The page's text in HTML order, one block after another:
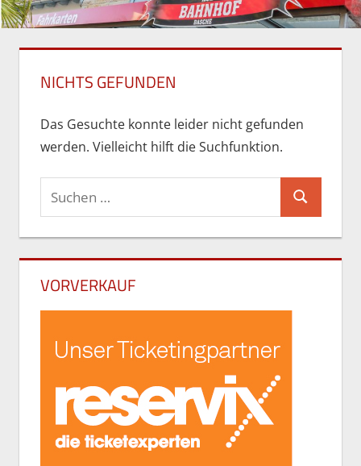
NICHTS GEFUNDEN
Das Gesuchte konnte leider nicht gefunden
werden. Vielleicht hilft die Suchfunktion.
Suchen
Suchen
VORVERKAUF